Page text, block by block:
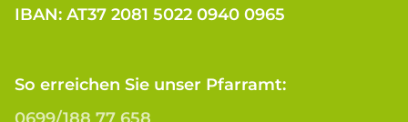
IBAN: AT37 2081 5022 0940 0965
So erreichen Sie unser Pfarramt: